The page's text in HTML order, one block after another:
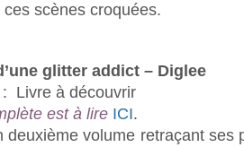
scènes croquées.
glitter addict – Diglee
: Livre à découvrir
est à lire ICI.
deuxième volume retraçant ses